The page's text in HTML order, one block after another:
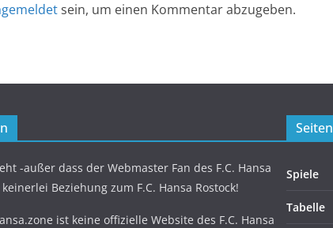
sein, um einen Kommentar abzugeben.
-außer dass der Webmaster Fan des F.C. Hansa
Beziehung zum F.C. Hansa Rostock!
ist keine offizielle Website des F.C. Hansa
Seiten
Spiele
Tabelle